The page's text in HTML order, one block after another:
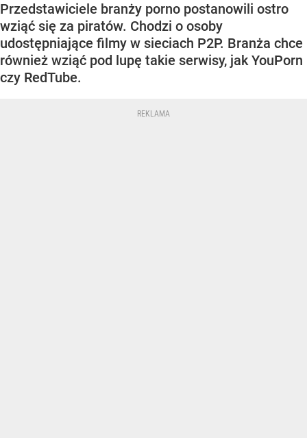
Przedstawiciele branży porno postanowili ostro
wziąć się za piratów. Chodzi o osoby
udostępniające filmy w sieciach P2P. Branża chce
również wziąć pod lupę takie serwisy, jak YouPorn
czy RedTube.